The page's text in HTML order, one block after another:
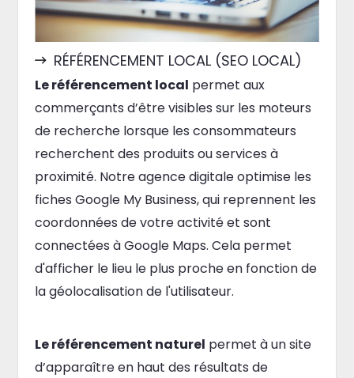
RÉFÉRENCEMENT LOCAL (SEO LOCAL)
Le référencement local permet aux
commerçants d’être visibles sur les moteurs
de recherche lorsque les consommateurs
recherchent des produits ou services à
proximité. Notre agence digitale optimise les
fiches Google My Business, qui reprennent les
coordonnées de votre activité et sont
connectées à Google Maps. Cela permet
d'afficher le lieu le plus proche en fonction de
la géolocalisation de l'utilisateur.
Le référencement naturel permet à un site
d’apparaître en haut des résultats de